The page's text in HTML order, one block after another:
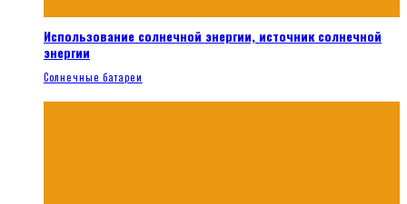
Использование солнечной энергии, источник солнечной
энергии
Солнечные батареи